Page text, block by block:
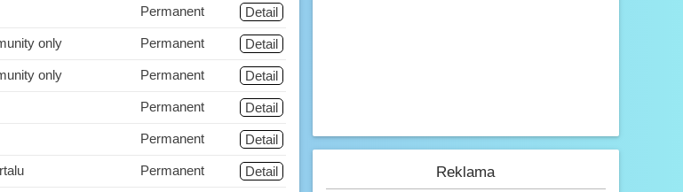
Permanent Detail
only Permanent Detail
only Permanent Detail
Permanent Detail
Permanent Detail
Permanent Detail Reklama